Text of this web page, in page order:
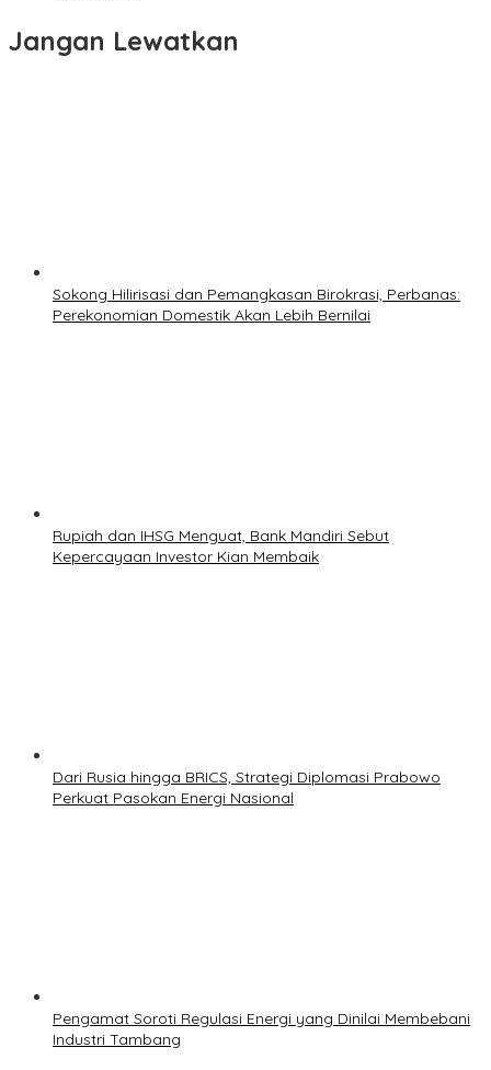
Jangan Lewatkan
Sokong Hilirisasi dan Pemangkasan Birokrasi, Perbanas:
Perekonomian Domestik Akan Lebih Bernilai
Rupiah dan IHSG Menguat, Bank Mandiri Sebut
Kepercayaan Investor Kian Membaik
Dari Rusia hingga BRICS, Strategi Diplomasi Prabowo
Perkuat Pasokan Energi Nasional
Pengamat Soroti Regulasi Energi yang Dinilai Membebani
Industri Tambang